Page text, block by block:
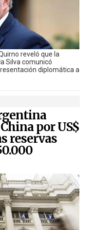
reveló que la
Silva comunicó
diplomática a
por US$
reservas